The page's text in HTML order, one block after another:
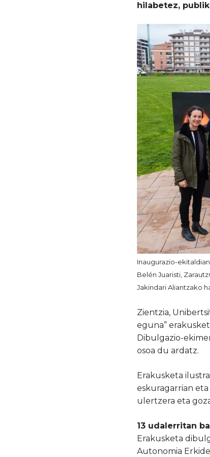
hilabetez,
Inaugurazio-
Belén Juaristi,
Jakindari Aliantzako
Zientzia,
eguna”
Dibulgazio-
osoa du ardatz.
Erakusketa
eskuragarrian
ulertzera eta
13 udalerritan
Erakusketa
Autonomia